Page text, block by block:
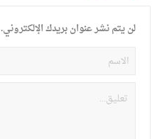
لن يتم نشر عنوان بريدك الإلكتروني.